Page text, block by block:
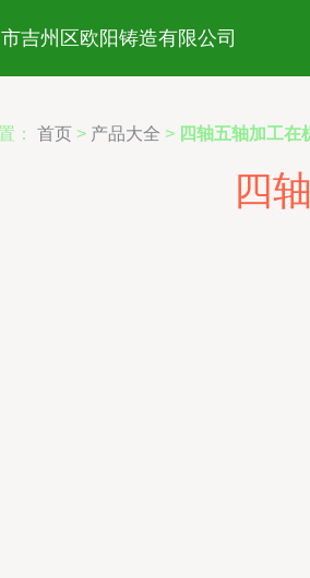
吉州区欧阳铸造有限公司
： 首页 > 产品大全 > 四轴五轴加工在
四